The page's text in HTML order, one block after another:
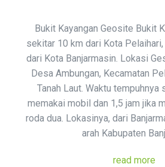
Bukit Kayangan Geosite Bukit
sekitar 10 km dari Kota
dari Kota Banjarmasin. Lokasi
Desa Ambungan, Kecamatan
Tanah Laut. Waktu tempuhnya
memakai mobil dan 1,5 jam jika
roda dua. Lokasinya, dari
arah Kabupaten
read more